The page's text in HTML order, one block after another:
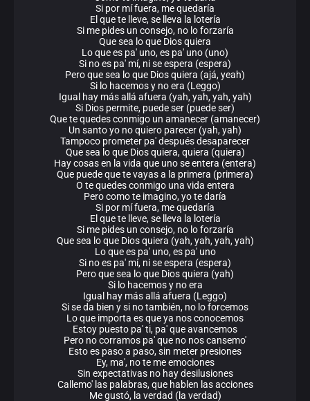
Si por mí fuera, me quedaría
El que te lleve, se lleva la lotería
Si me pides un consejo, no lo forzaría
Que sea lo que Dios quiera
Lo que es pa' uno, es pa' uno (uno)
Si no es pa' mí, ni se espera (espera)
Pero que sea lo que Dios quiera (ajá, yeah)
Si lo hacemos y no era (Leggo)
Igual hay más allá afuera (yah, yah, yah, yah)
Si Dios permite, puede ser (puede ser)
Que te quedes conmigo un amanecer (amanecer)
Un santo yo no quiero parecer (yah, yah)
Tampoco prometer pa' después desaparecer
Que sea lo que Dios quiera, quiera (quiera)
Hay cosas en la vida que uno se entera (entera)
Que puede que te vayas a la primera (primera)
O te quedes conmigo una vida entera
Pero como te imagino, yo te daría
Si por mí fuera, me quedaría
El que te lleve, se lleva la lotería
Si me pides un consejo, no lo forzaría
Que sea lo que Dios quiera (yah, yah, yah, yah)
Lo que es pa' uno, es pa' uno
Si no es pa' mí, ni se espera (espera)
Pero que sea lo que Dios quiera (yah)
Si lo hacemos y no era
Igual hay más allá afuera (Leggo)
Si se da bien y si no también, no lo forcemos
Lo que importa es que ya nos conocemos
Estoy puesto pa' ti, pa' que avancemos
Pero no corramos pa' que no nos cansemo'
Esto es paso a paso, sin meter presiones
Ey, ma', no te me emociones
Sin expectativas no hay desilusiones
Callemo' las palabras, que hablen las acciones
Me gustó, la verdad (la verdad)